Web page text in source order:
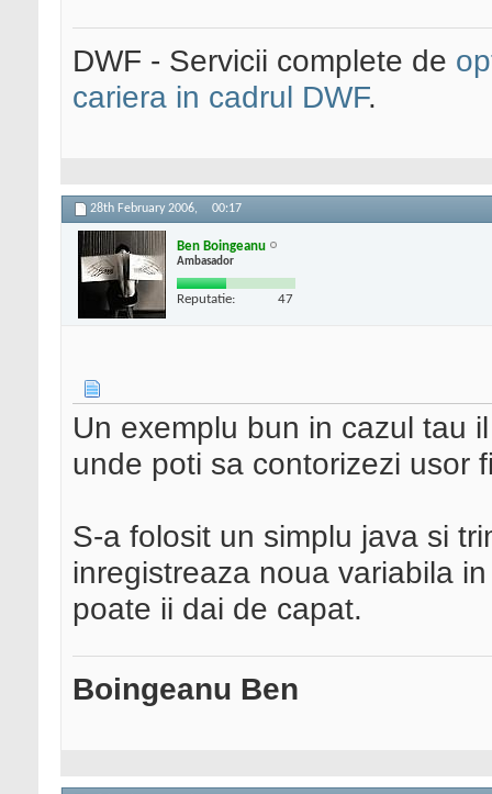
DWF - Servicii complete de
cariera in cadrul DWF.
28th February 2006, 00:17
Ben Boingeanu
Ambasador
Reputatie: 47
Un exemplu bun in cazul tau
unde poti sa contorizezi usor
S-a folosit un simplu java si
inregistreaza noua variabila
poate ii dai de capat.
Boingeanu Ben